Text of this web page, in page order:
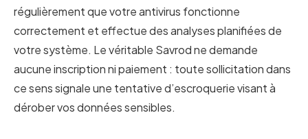
régulièrement que votre antivirus fonctionne
correctement et effectue des analyses planifiées de
votre système. Le véritable Savrod ne demande
aucune inscription ni paiement : toute sollicitation dans
ce sens signale une tentative d’escroquerie visant à
dérober vos données sensibles.